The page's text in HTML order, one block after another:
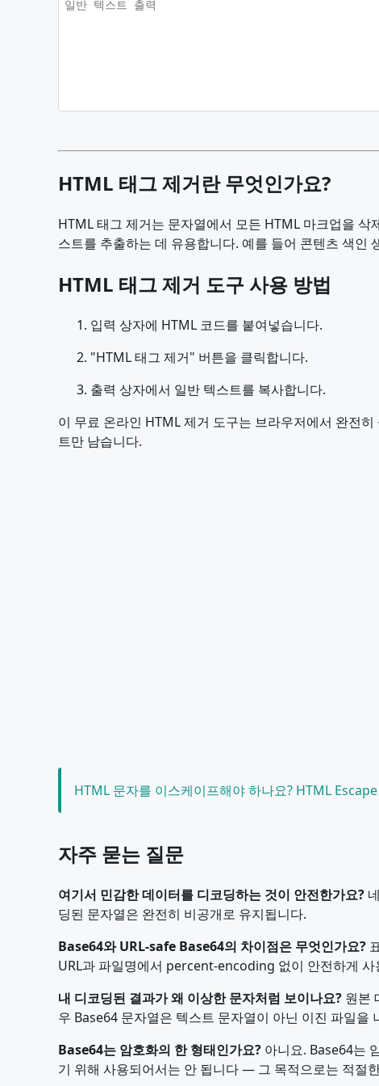
HTML 태그 제거란 무엇인가요?
HTML 태그 제거는 문자열에서 모든 HTML 마크업을
스트를 추출하는 데 유용합니다. 예를 들어 콘텐츠 색인
HTML 태그 제거 도구 사용 방법
입력 상자에 HTML 코드를 붙여넣습니다.
"HTML 태그 제거" 버튼을 클릭합니다.
출력 상자에서 일반 텍스트를 복사합니다.
이 무료 온라인 HTML 제거 도구는 브라우저에서 완전
트만 남습니다.
HTML 문자를 이스케이프해야 하나요? HTML
자주 묻는 질문
여기서 민감한 데이터를 디코딩하는 것이 안전한가요?
딩된 문자열은 완전히 비공개로 유지됩니다.
Base64와 URL-safe Base64의 차이점은 무엇인가요?
URL과 파일명에서 percent-encoding 없이 안전하게 사
내 디코딩된 결과가 왜 이상한 문자처럼 보이나요? 원본
우 Base64 문자열은 텍스트 문자열이 아닌 이진 파일을
Base64는 암호화의 한 형태인가요? 아니요. Base64는
기 위해 사용되어서는 안 됩니다 — 그 목적으로는 적절